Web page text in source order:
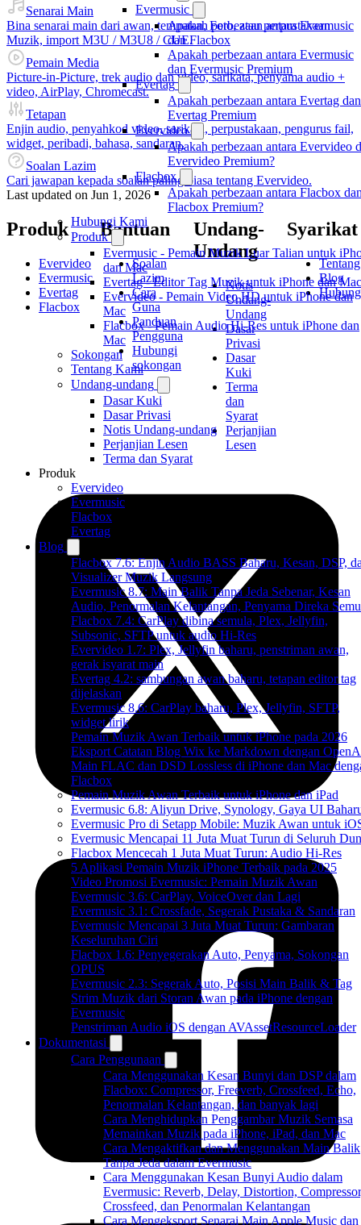
Evermusic
Apakah perbezaan antara Evermusic
dan Flacbox
Apakah perbezaan antara Evermusic
dan Evermusic Premium
Evertag
Apakah perbezaan antara Evertag dan
Evertag Premium
Evervideo
Apakah perbezaan antara Evervideo
Evervideo Premium?
Flacbox
Apakah perbezaan antara Flacbox
Flacbox Premium?
Hubungi Kami
Produk
Evermusic - Pemain Muzik Luar Talian untuk
dan Mac
Evertag - Editor Tag Muzik untuk iPhone dan Mac
Evervideo - Pemain Video HD untuk iPhone dan
Mac
Flacbox - Pemain Audio Hi-Res untuk iPhone dan
Mac
Sokongan
Tentang Kami
Undang-undang
Dasar Kuki
Dasar Privasi
Notis Undang-undang
Perjanjian Lesen
Terma dan Syarat
Produk
Evervideo
Evermusic
Flacbox
Evertag
Blog
Flacbox 7.6: Enjin Audio BASS Baharu, Kesan, DSP,
Visualizer Muzik Langsung
Evermusic 8.7: Main Balik Tanpa Jeda Sebenar, Kesan
Audio, Penormalan Kelantangan, Penyama Direka
Flacbox 7.4: CarPlay dibina semula, Plex, Jellyfin,
Subsonic, SFTP untuk audio Hi-Res
Evervideo 1.7: Plex, Jellyfin baharu, penstriman awan,
gerak isyarat main
Evertag 4.2: sambungan awan baharu, tetapan editor tag
dijelaskan
Evermusic 8.6: CarPlay baharu, Plex, Jellyfin, SFTP,
widget lirik
Pemain Muzik Awan Terbaik untuk iPhone pada 2026
Eksport Catatan Blog Wix ke Markdown dengan
Main FLAC dan DSD Lossless di iPhone dan Mac
Flacbox
Pemain Muzik Awan Terbaik untuk iPhone dan iPad
Evermusic 6.8: Aliyun Drive, Synology, Gaya UI
Evermusic Pro di Setapp Mobile: Muzik Awan untuk
Evermusic Mencapai 11 Juta Muat Turun di Seluruh
Flacbox Mencecah 1 Juta Muat Turun: Audio Hi-Res
5 Aplikasi Pemain Muzik iPhone Terbaik pada 2025
Video Promosi Evermusic: Pemain Muzik Awan
Evermusic 3.6: CarPlay, VoiceOver dan Lagi
Evermusic 3.1: Crossfade, Segerak Pustaka & Sandaran
Evermusic Mencapai 3 Juta Muat Turun: Gambaran
Keseluruhan Ciri
Flacbox 1.6: Penyegerakan Auto, Penyama, Sokongan
OPUS
Evermusic 2.3: Segerak Auto, Posisi Main Balik & Tag
Strim Muzik dari Storan Awan pada iPhone dengan
Evermusic
Penstriman Audio iOS dengan AVAssetResourceLoader
Dokumentasi
Cara Penggunaan
Cara Menggunakan Kesan Bunyi dan DSP dalam
Flacbox: Compressor, Freeverb, Crossfeed, Echo,
Penormalan Kelantangan, dan banyak lagi
Cara Menghidupkan Penggambar Muzik Semasa
Memainkan Muzik pada iPhone, iPad, dan Mac
Cara Mengaktifkan dan Menggunakan Main Balik
Tanpa Jeda dalam Evermusic
Cara Menggunakan Kesan Bunyi Audio dalam
Evermusic: Reverb, Delay, Distortion,
Crossfeed, dan Penormalan Kelantangan
Cara Mengeksport Senarai Main Apple Music dan
Senarai Main
Bina senarai main dari awan, tempatan, Foto, atau perpustakaan
Muzik, import M3U / M3U8 / CUE.
Pemain Media
Picture-in-Picture, trek audio dan video, sarikata, penyama audio +
video, AirPlay, Chromecast.
Tetapan
Enjin audio, penyahkod video, sarikata, perpustakaan, pengurus fail,
widget, peribadi, bahasa, sandaran.
Soalan Lazim
Cari jawapan kepada soalan paling biasa tentang Evervideo.
Last updated on Jun 1, 2026
Produk
Evervideo
Evermusic
Evertag
Flacbox
Bantuan
Soalan
Lazim
Cara
Guna
Panduan
Pengguna
Hubungi
sokongan
Undang-
Undang
Notis
Undang-
Undang
Dasar
Privasi
Dasar
Kuki
Terma
dan
Syarat
Perjanjian
Lesen
Syarikat
Tentang
Blog